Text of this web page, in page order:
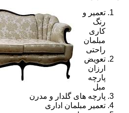
تعمیر و
رنگ
کاری
مبلمان
راحتی
تعویض
ارزان
پارچه
مبل
پارچه های گلدار و مدرن
تعمیر مبلمان اداری